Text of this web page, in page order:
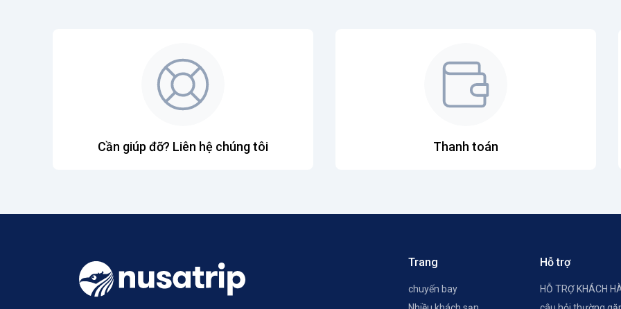
Cần giúp đỡ? Liên hệ chúng tôi Thanh toán
Trang
chuyến bay
Hỗ trợ
HỖ TRỢ KHÁCH